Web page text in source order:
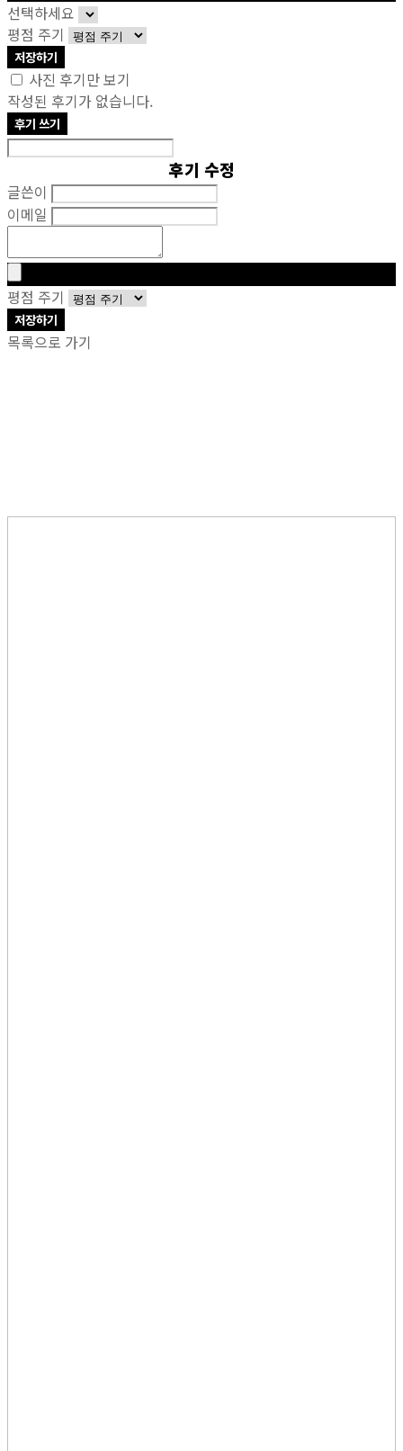
선택하세요
평점 주기
저장하기
사진 후기만 보기
작성된 후기가 없습니다.
후기 쓰기
후기 수정
글쓴이
이메일
평점 주기
저장하기
목록으로 가기